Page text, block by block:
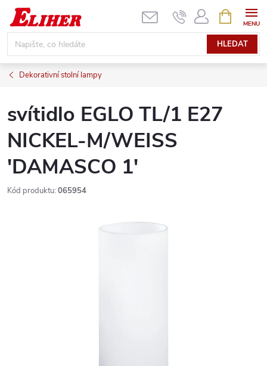
Přejít
obsah
HLEDAT
NÁKUPNÍ
KOŠÍK
Dekorativní stolní lampy
svítidlo EGLO TL/1 E27
NICKEL-M/WEISS
'DAMASCO 1'
Kód produktu: 065954